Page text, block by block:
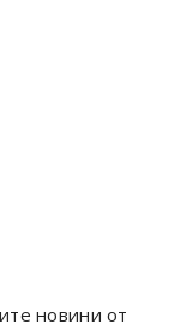
новини от